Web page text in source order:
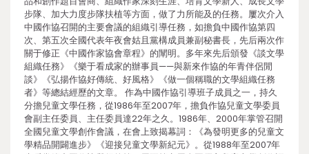
步隊、加大力度步隊扶植等方面，做了力所能及的任務。屢次介入
中國作協召開的主要會議的組織引導任務，如擔負中國作協第四
次、第五次全國代表年夜會姑且黨構成員兼副秘書長，先后兩次作
關于修正《中國作家協會章程》的闡明。多年來先后頒發《談文學
組織任務》《樂于看成家的辦事員——與新來作協的年青伴侶閒
談》《弘揚作協好傳統、好風格》《做一個稱職的文學組織任務
者》等總結經歷的文章。 作為中國作協引導班子成員之一，持久
分擔兒童文學任務，從1986年至2007年，擔負作協兒童文學委員
會副主任委員、主任委員達22年之久。1986年、2000年掌管召開
全國兒童文學創作會議，在會上致揭幕詞：《為發明更多的兒童文
學精品開闢進步》《迎接兒童文學新紀元》。從1988年至2007年